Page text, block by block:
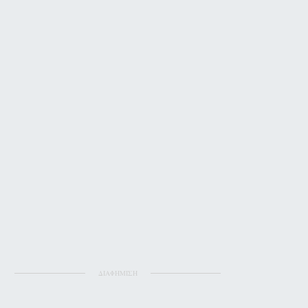
ΔΙΑΦΗΜΙΣΗ